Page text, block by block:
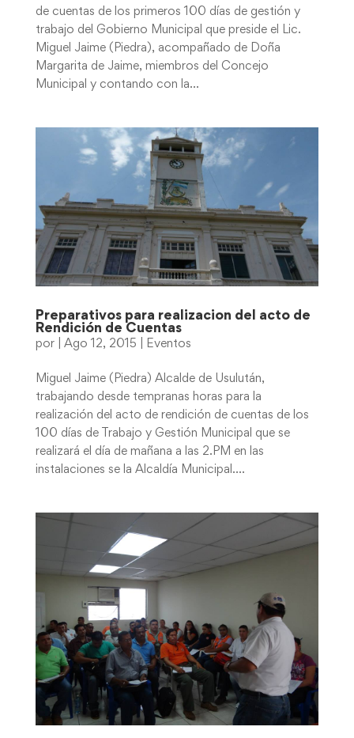
de cuentas de los primeros 100 días de gestión y
trabajo del Gobierno Municipal que preside el Lic.
Miguel Jaime (Piedra), acompañado de Doña
Margarita de Jaime, miembros del Concejo
Municipal y contando con la...
Preparativos para realizacion del acto de
Rendición de Cuentas
por Ago 12, 2015 Eventos
Miguel Jaime (Piedra) Alcalde de Usulután,
trabajando desde tempranas horas para la
realización del acto de rendición de cuentas de los
100 días de Trabajo y Gestión Municipal que se
realizará el día de mañana a las 2.PM en las
instalaciones se la Alcaldía Municipal....